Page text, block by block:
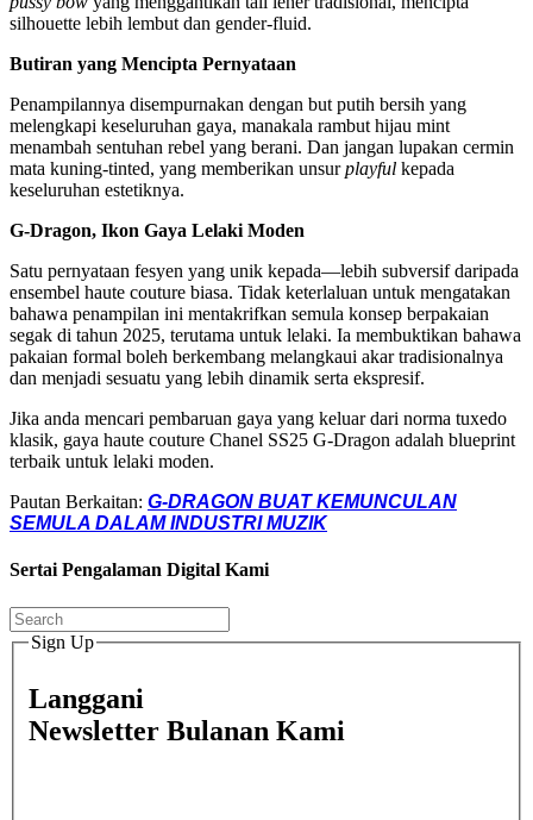
silhouette lebih lembut dan gender-fluid.
Butiran yang Mencipta Pernyataan
Penampilannya disempurnakan dengan but putih bersih yang
melengkapi keseluruhan gaya, manakala rambut hijau mint
menambah sentuhan rebel yang berani. Dan jangan lupakan cermin
mata kuning-tinted, yang memberikan unsurplayful kepada
keseluruhan estetiknya.
G-Dragon, Ikon Gaya Lelaki Moden
Satu pernyataan fesyen yang unik kepada—lebih subversif daripada
ensembel haute couture biasa. Tidak keterlaluan untuk mengatakan
bahawa penampilan ini mentakrifkan semula konsep berpakaian
segak di tahun 2025, terutama untuk lelaki. Ia membuktikan bahawa
pakaian formal boleh berkembang melangkaui akar tradisionalnya
dan menjadi sesuatu yang lebih dinamik serta ekspresif.
Jika anda mencari pembaruan gaya yang keluar dari norma tuxedo
klasik, gaya haute couture Chanel SS25 G-Dragon adalah blueprint
terbaik untuk lelaki moden.
Pautan Berkaitan: G-DRAGON BUAT KEMUNCULAN
SEMULA DALAM INDUSTRI MUZIK
Sertai Pengalaman Digital Kami
Sign Up
Langgani
Newsletter Bulanan Kami